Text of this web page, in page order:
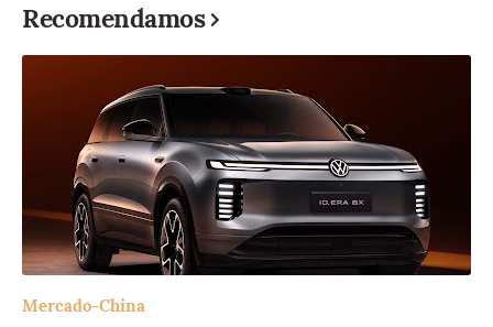
Recomendamos
Mercado-China